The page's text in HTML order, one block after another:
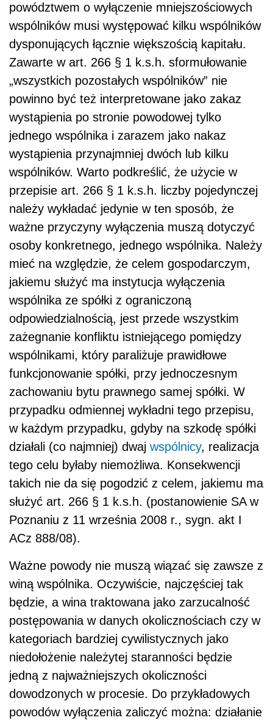
powództwem o wyłączenie mniejszościowych
wspólników musi występować kilku wspólników
dysponujących łącznie większością kapitału.
Zawarte w art. 266 § 1 k.s.h. sformułowanie
„wszystkich pozostałych wspólników” nie
powinno być też interpretowane jako zakaz
wystąpienia po stronie powodowej tylko
jednego wspólnika i zarazem jako nakaz
wystąpienia przynajmniej dwóch lub kilku
wspólników. Warto podkreślić, że użycie w
przepisie art. 266 § 1 k.s.h. liczby pojedynczej
należy wykładać jedynie w ten sposób, że
ważne przyczyny wyłączenia muszą dotyczyć
osoby konkretnego, jednego wspólnika. Należy
mieć na względzie, że celem gospodarczym,
jakiemu służyć ma instytucja wyłączenia
wspólnika ze spółki z ograniczoną
odpowiedzialnością, jest przede wszystkim
zażegnanie konfliktu istniejącego pomiędzy
wspólnikami, który paraliżuje prawidłowe
funkcjonowanie spółki, przy jednoczesnym
zachowaniu bytu prawnego samej spółki. W
przypadku odmiennej wykładni tego przepisu,
w każdym przypadku, gdyby na szkodę spółki
działali (co najmniej) dwaj wspólnicy, realizacja
tego celu byłaby niemożliwa. Konsekwencji
takich nie da się pogodzić z celem, jakiemu ma
służyć art. 266 § 1 k.s.h. (postanowienie SA w
Poznaniu z 11 września 2008 r., sygn. akt I
ACz 888/08).
Ważne powody nie muszą wiązać się zawsze z
winą wspólnika. Oczywiście, najczęściej tak
będzie, a wina traktowana jako zarzucalność
postępowania w danych okolicznościach czy w
kategoriach bardziej cywilistycznych jako
niedołożenie należytej staranności będzie
jedną z najważniejszych okoliczności
dowodzonych w procesie. Do przykładowych
powodów wyłączenia zaliczyć można: działanie